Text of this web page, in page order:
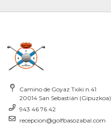
Camino de Goyaz Txiki n.41
20014 San Sebastián (Gipuzkoa)
943 46 76 42
recepcion@golfbasozabal.com